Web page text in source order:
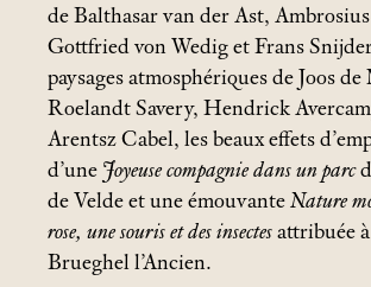
de Balthasar van der Ast,
Gottfried von Wedig et Frans
paysages atmosphériques de Joos
Roelandt Savery, Hendrick
Arentsz Cabel, les beaux effets
d’une Joyeuse compagnie dans un parc
de Velde et une émouvante Nature
rose, une souris et des insectes attribuée
Brueghel l’Ancien.